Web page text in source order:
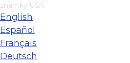
známky USA
English
Español
Français
Deutsch